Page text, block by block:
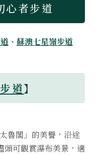
心者步道
、 蘇澳七星嶺步道
道】
魯閣」的美譽，沿途
頭可觀賞瀑布美景，適